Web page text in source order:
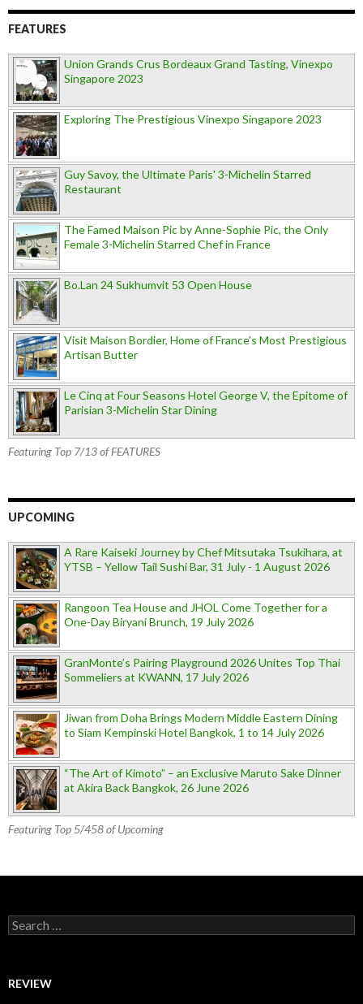
FEATURES
Union Grands Crus Bordeaux Grand Tasting, Vinexpo
Singapore 2023
Exploring The Prestigious Vinexpo Singapore 2023
Guy Savoy, the Ultimate Paris' 3-Michelin Starred
Restaurant
The Famed Maison Pic by Anne-Sophie Pic, the Only
Female 3-Michelin Starred Chef in France
Bo.Lan 24 Sukhumvit 53 Open House
Visit Maison Bordier, Home of France's Most Prestigious
Artisan Butter
Le Cinq at Four Seasons Hotel George V, the Epitome of
Parisian 3-Michelin Star Dining
Featuring Top 7/13 of FEATURES
UPCOMING
A Rare Kaiseki Journey by Chef Mitsutaka Tsukihara, at
YTSB – Yellow Tail Sushi Bar, 31 July - 1 August 2026
Rangoon Tea House and JHOL Come Together for a
One-Day Biryani Brunch, 19 July 2026
GranMonte’s Pairing Playground 2026 Unites Top Thai
Sommeliers at KWANN, 17 July 2026
Jiwan from Doha Brings Modern Middle Eastern Dining
to Siam Kempinski Hotel Bangkok, 1 to 14 July 2026
“The Art of Kimoto” – an Exclusive Maruto Sake Dinner
at Akira Back Bangkok, 26 June 2026
Featuring Top 5/458 of Upcoming
Search for:
REVIEW